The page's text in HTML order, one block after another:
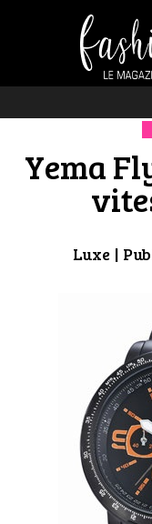
Yema
Luxe |